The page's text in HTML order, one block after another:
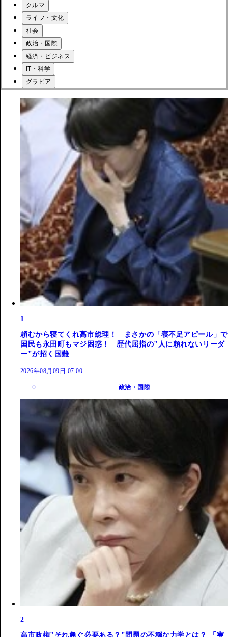
クルマ
ライフ・文化
社会
政治・国際
経済・ビジネス
IT・科学
グラビア
1
頼むから寝てくれ高市総理！ まさかの「寝不足アピール」で
国民も永田町もマジ困惑！ 歴代屈指の"人に頼れないリーダ
ー"が招く国難
2026年08月09日 07:00
政治・国際
2
高市政権"それ急ぐ必要ある？"問題の不穏な力学とは？ 「実